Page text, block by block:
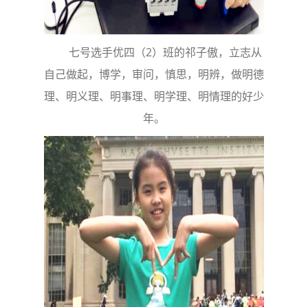
七号选手优四（2）班的祁子傲，立志从
自己做起，博学，审问，慎思，明辨，做明德
理、明义理、明事理、明学理、明情理的好少
年。